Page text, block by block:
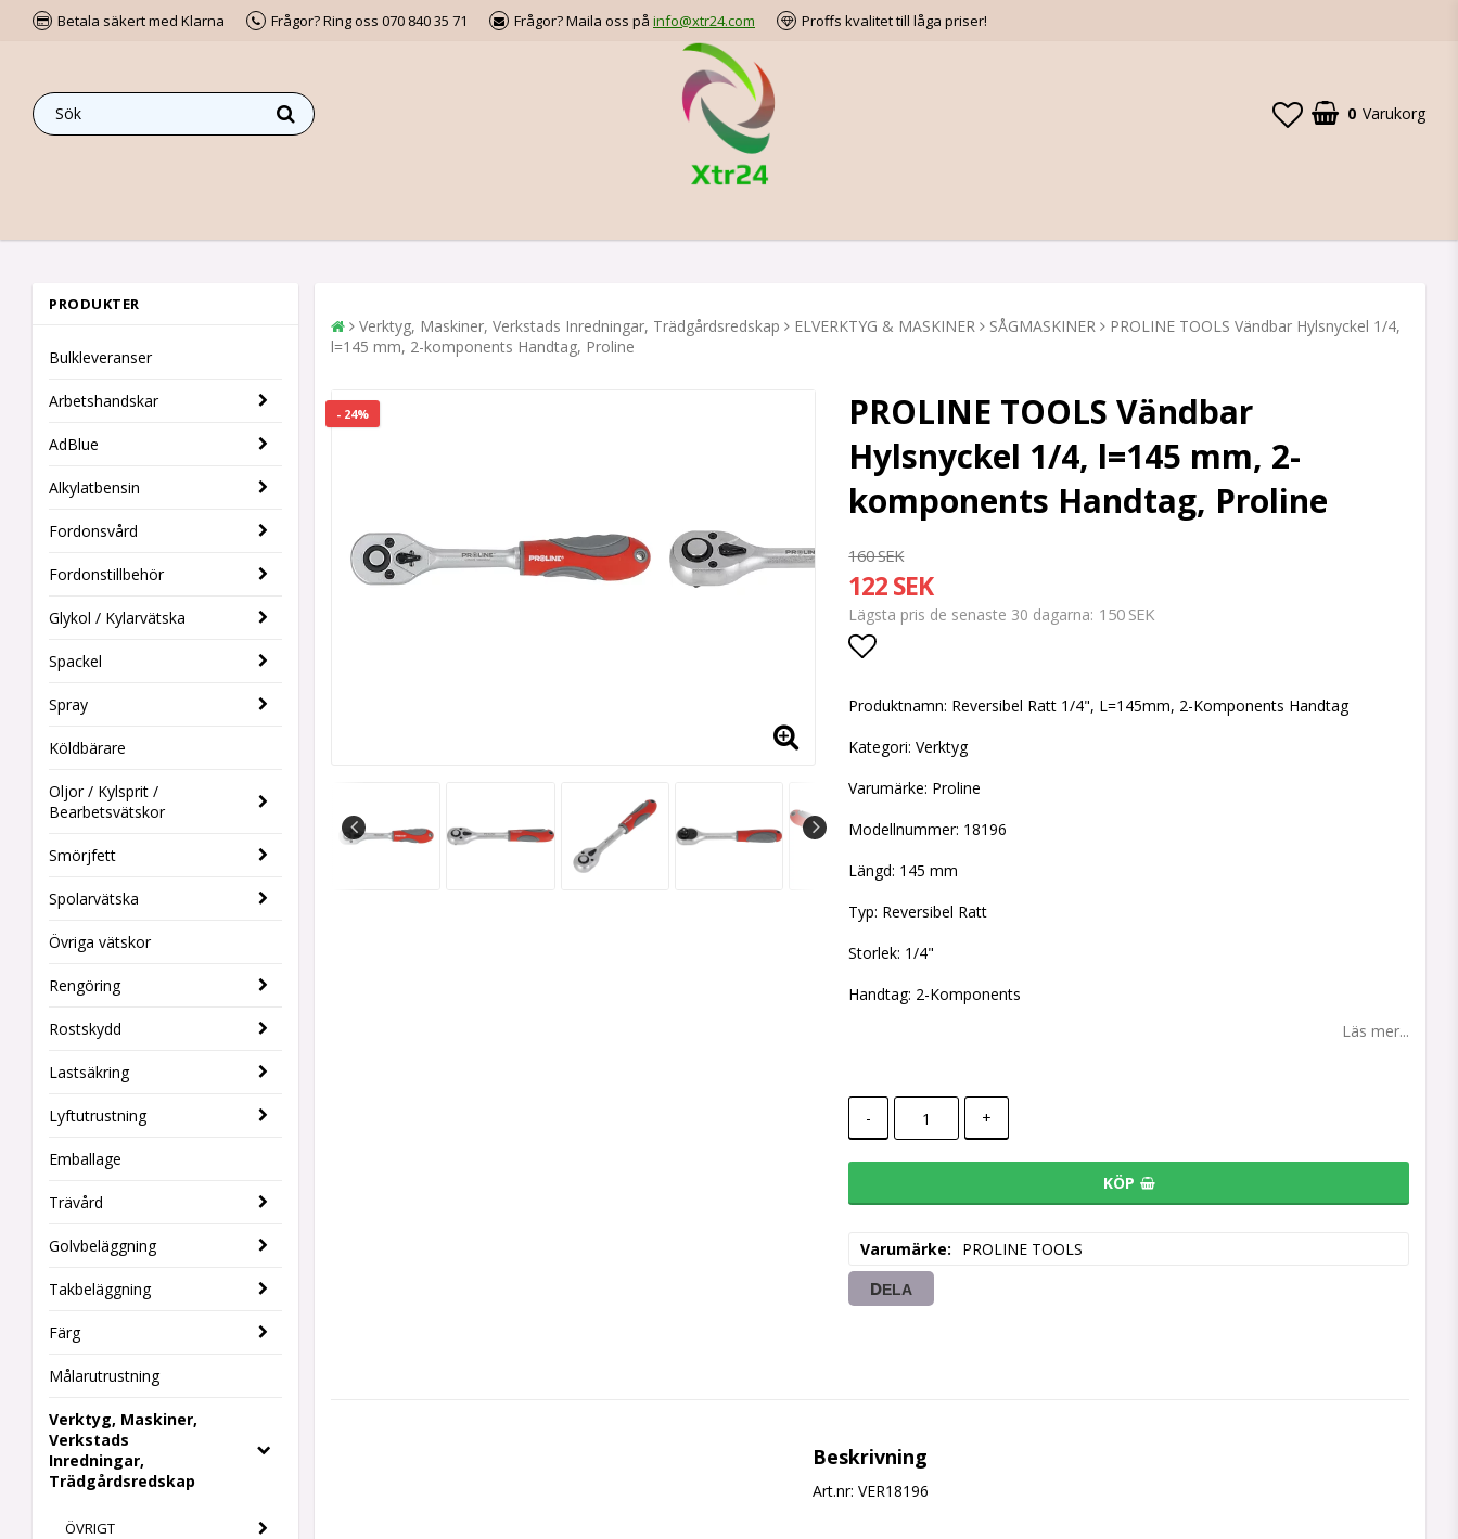
Betala säkert med Klarna Frågor? Ring oss 070 840 35 71 Frågor? Maila oss på info@xtr24.com Proffs kvalitet till låga priser!
0 Varukorg
PRODUKTER
Bulkleveranser
Arbetshandskar
AdBlue
Alkylatbensin
Fordonsvård
Fordonstillbehör
Glykol / Kylarvätska
Spackel
Spray
Köldbärare
Oljor / Kylsprit /
Bearbetsvätskor
Smörjfett
Spolarvätska
Övriga vätskor
Rengöring
Rostskydd
Lastsäkring
Lyftutrustning
Emballage
Trävård
Golvbeläggning
Takbeläggning
Färg
Målarutrustning
Verktyg, Maskiner,
Verkstads
Inredningar,
Trädgårdsredskap
ÖVRIGT
Verktyg, Maskiner, Verkstads Inredningar, Trädgårdsredskap ELVERKTYG & MASKINER SÅGMASKINER
PROLINE TOOLS Vändbar Hylsnyckel 1/4,
l=145 mm, 2-komponents Handtag, Proline
- 24%
PROLINE TOOLS Vändbar
Hylsnyckel 1/4, l=145 mm, 2-
komponents Handtag, Proline
160 SEK
122 SEK
Lägsta pris de senaste 30 dagarna 150 SEK
Produktnamn: Reversibel Ratt 1/4", L=145mm, 2-Komponents Handtag
Kategori: Verktyg
Varumärke: Proline
Modellnummer: 18196
Längd: 145 mm
Typ: Reversibel Ratt
Storlek: 1/4"
Handtag: 2-Komponents
Läs mer...
- +
KÖP
Varumärke PROLINE TOOLS
DELA
Beskrivning
Art.nr: VER18196